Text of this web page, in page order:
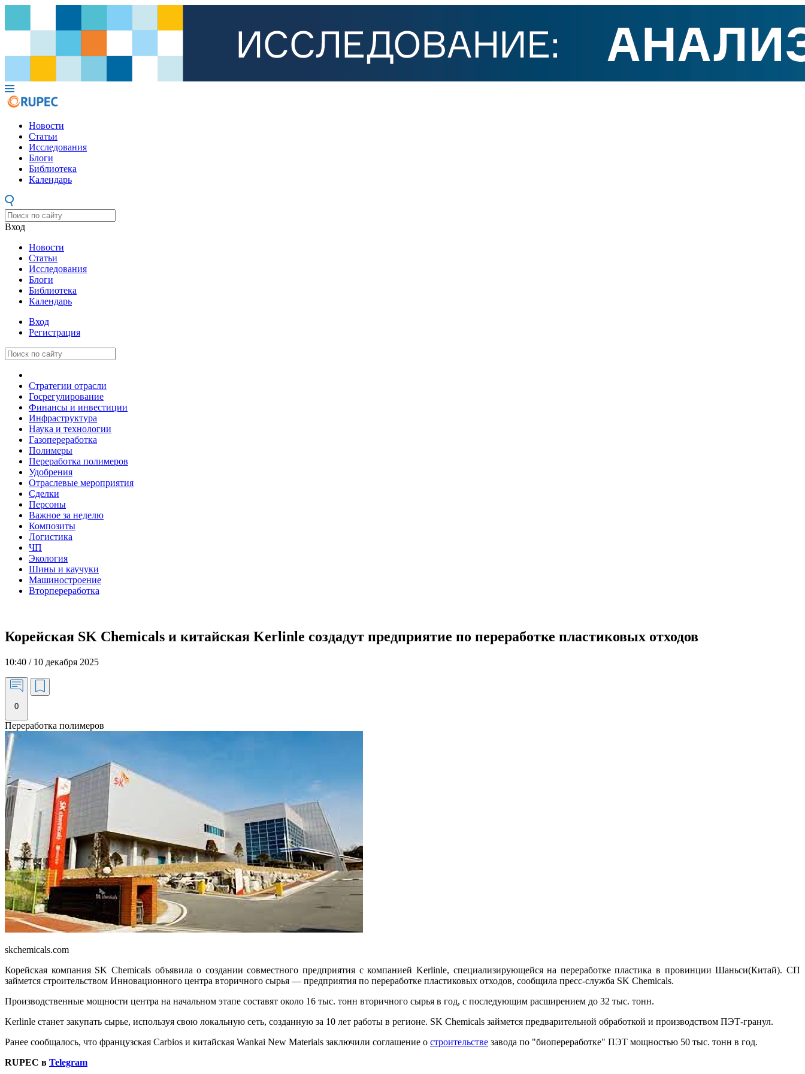
Новости
Статьи
Исследования
Блоги
Библиотека
Календарь
Вход
Новости
Статьи
Исследования
Блоги
Библиотека
Календарь
Вход
Регистрация
Стратегии отрасли
Госрегулирование
Финансы и инвестиции
Инфраструктура
Наука и технологии
Газопереработка
Полимеры
Переработка полимеров
Удобрения
Отраслевые мероприятия
Сделки
Персоны
Важное за неделю
Композиты
Логистика
ЧП
Экология
Шины и каучуки
Машиностроение
Вторпереработка
Корейская SK Chemicals и китайская Kerlinle создадут предприятие по переработке пластиковых отходов
10:40 / 10 декабря 2025
0
skchemicals.com
Корейская компания SK Chemicals объявила о создании совместного предприятия с компанией Kerlinle, специализирующейся на переработке пластика в провинции Шаньси(Китай). СП
займется строительством Инновационного центра вторичного сырья — предприятия по переработке пластиковых отходов, сообщила пресс-служба SK Chemicals.
Производственные мощности центра на начальном этапе составят около 16 тыс. тонн вторичного сырья в год, с последующим расширением до 32 тыс. тонн.
Kerlinle станет закупать сырье, используя свою локальную сеть, созданную за 10 лет работы в регионе. SK Chemicals займется предварительной обработкой и производством ПЭТ-гранул.
Ранее сообщалось, что французская Carbios и китайская Wankai New Materials заключили соглашение о строительстве завода по "биопереработке" ПЭТ мощностью 50 тыс. тонн в год.
RUPEC в Telegram